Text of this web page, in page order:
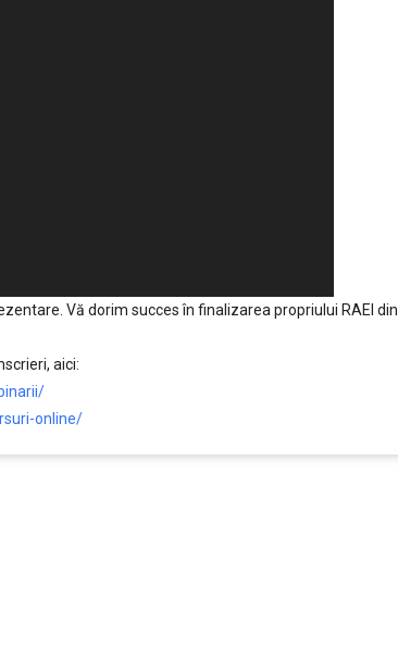
Vă dorim succes în finalizarea propriului RAEI din
aici:
online/